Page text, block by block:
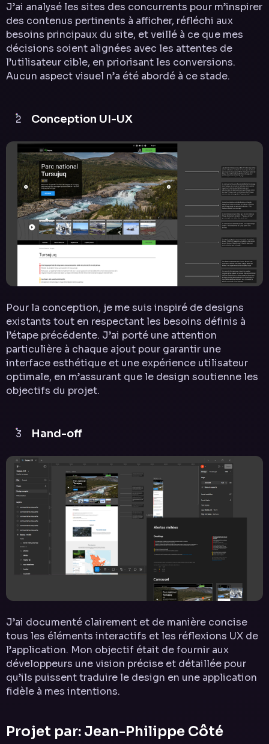
J’ai analysé les sites des concurrents pour m’inspirer
des contenus pertinents à afficher, réfléchi aux
besoins principaux du site, et veillé à ce que mes
décisions soient alignées avec les attentes de
l’utilisateur cible, en priorisant les conversions.
Aucun aspect visuel n’a été abordé à ce stade.
2 Conception UI-UX
Pour la conception, je me suis inspiré de designs
existants tout en respectant les besoins définis à
l’étape précédente. J’ai porté une attention
particulière à chaque ajout pour garantir une
interface esthétique et une expérience utilisateur
optimale, en m’assurant que le design soutienne les
objectifs du projet.
3 Hand-off
J’ai documenté clairement et de manière concise
tous les éléments interactifs et les réflexions UX de
l’application. Mon objectif était de fournir aux
développeurs une vision précise et détaillée pour
qu’ils puissent traduire le design en une application
fidèle à mes intentions.
Projet par: Jean-Philippe Côté